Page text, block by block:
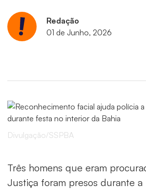
Redação
01 de Junho, 2026
Divulgação/SSPBA
Três homens que eram
Justiça foram presos durante a